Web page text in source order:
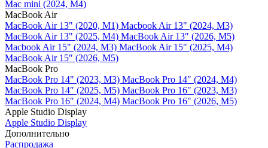
Mac mini (2024, M4)
MacBook Air
MacBook Air 13" (2020, M1) Macbook Air 13" (2024, M3)
MacBook Air 13" (2025, M4) MacBook Air 13″ (2026, M5)
Macbook Air 15" (2024, M3) MacBook Air 15" (2025, M4)
MacBook Air 15″ (2026, M5)
MacBook Pro
MacBook Pro 14" (2023, M3) MacBook Pro 14″ (2024, M4)
MacBook Pro 14″ (2025, M5) MacBook Pro 16" (2023, M3)
MacBook Pro 16″ (2024, M4) MacBook Pro 16" (2026, M5)
Apple Studio Display
Apple Studio Display
Дополнительно
Распродажа